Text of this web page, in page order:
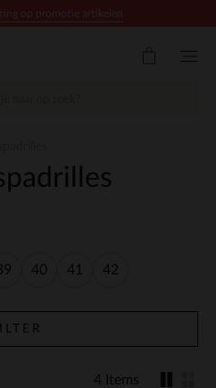
40 41 42
4 Items